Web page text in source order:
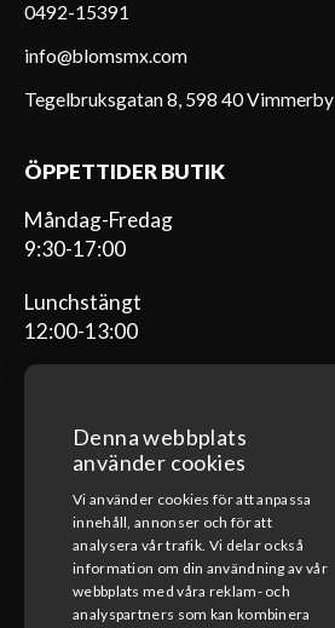
0492-15391
info@blomsmx.com
Tegelbruksgatan 8, 598 40 Vimmerby
ÖPPETTIDER BUTIK
Måndag-Fredag
9:30-17:00
Lunchstängt
12:00-13:00
ÖPPETTIDER VERKSTAD
Måndag-Fredag
08:00-17:00
Lunchstängt
12:00-13:00
Denna webbplats
använder cookies
Vi använder cookies för att anpassa
innehåll, annonser och för att
analysera vår trafik. Vi delar också
information om din användning av vår
webbplats med våra reklam- och
analyspartners som kan kombinera